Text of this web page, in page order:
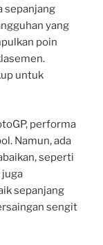
sepanjang
yang
poin
untuk
performa
Namun, ada
seperti
juga
sepanjang
sengit